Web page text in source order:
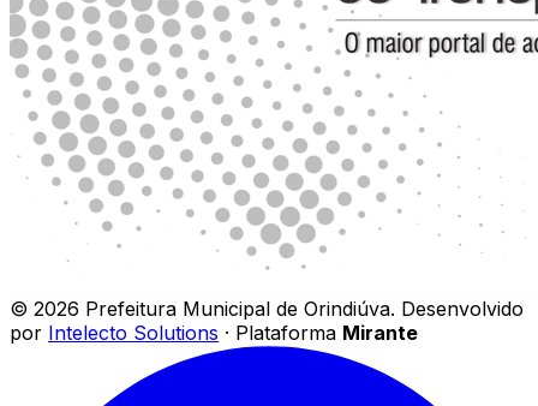
© 2026 Prefeitura Municipal de Orindiúva. Desenvolvido
por Intelecto Solutions · Plataforma Mirante